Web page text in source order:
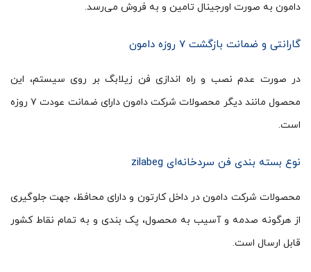
دامون به صورت اورجینال تامین و به فروش می‌رسد.
گارانتی و ضمانت بازگشت ۷ روزه دامون
در صورت عدم نصب و راه اندازی فن زیلابگ بر روی سیستم، این
محصول مانند دیگر محصولات شرکت دامون دارای ضمانت عودت ۷ روزه
است.
نوع بسته بندی فن سردخانه‌ای zilabeg
محصولات شرکت دامون در داخل کارتون و دارای محافظ، جهت جلوگیری
از هرگونه صدمه و آسیب به محصول، پک بندی و به تمام نقاط کشور
قابل ارسال است.